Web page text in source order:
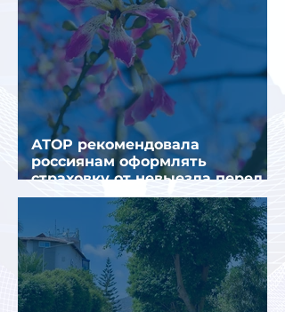
АТОР рекомендовала
россиянам оформлять
страховку от невыезда перед
поездкой в Грецию